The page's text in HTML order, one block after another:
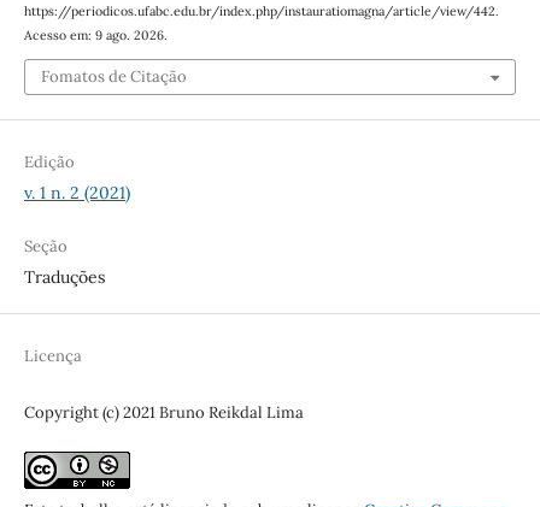
https://periodicos.ufabc.edu.br/index.php/instauratiomagna/article/view/442.
Acesso em: 9 ago. 2026.
Fomatos de Citação
Edição
v. 1 n. 2 (2021)
Seção
Traduções
Licença
Copyright (c) 2021 Bruno Reikdal Lima